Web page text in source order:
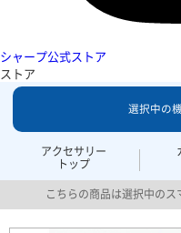
シャープ公式ストア
ストア
アクセサリー
トップ
選択中の
こちらの商品は選択中のス